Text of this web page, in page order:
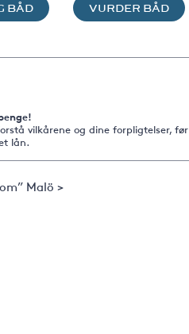
BÅD VURDER BÅD
vilkårene og dine forpligtelser, før
lån.
Malö >